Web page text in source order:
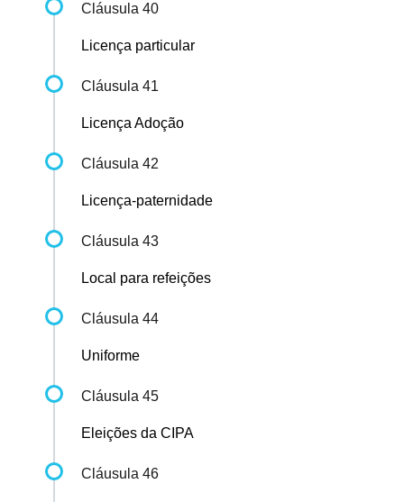
Cláusula 40
Licença particular
Cláusula 41
Licença Adoção
Cláusula 42
Licença-paternidade
Cláusula 43
Local para refeições
Cláusula 44
Uniforme
Cláusula 45
Eleições da CIPA
Cláusula 46